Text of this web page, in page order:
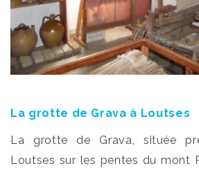
La grotte de Grava à Loutses
La grotte de Grava, située
Loutses sur les pentes du mont